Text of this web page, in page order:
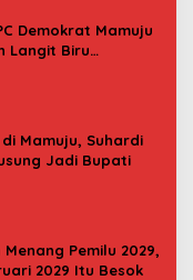
Demokrat Mamuju
Langit Biru
Mamuju, Suhardi
Jadi Bupati
Pemilu 2029,
2029 Itu Besok